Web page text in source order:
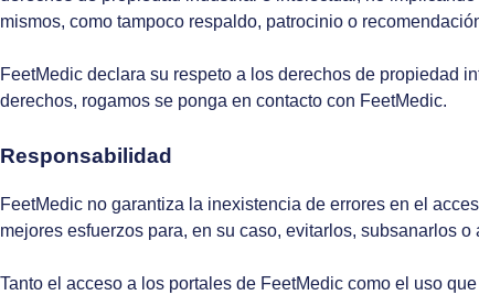
mismos, como tampoco respaldo, patrocinio o
FeetMedic declara su respeto a los derechos de propiedad
derechos, rogamos se ponga en contacto con FeetMedic.
Responsabilidad
FeetMedic no garantiza la inexistencia de errores en el
mejores esfuerzos para, en su caso, evitarlos, subsanarlos o
Tanto el acceso a los portales de FeetMedic como el uso